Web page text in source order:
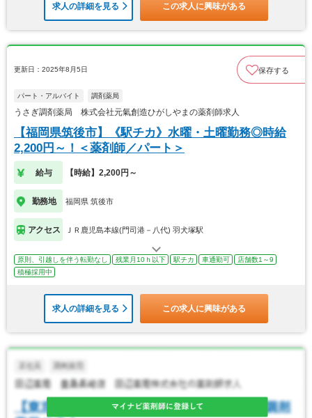
求人の詳細を見る この求人に興味がある
更新日：2025年8月5日 保存する
パート・アルバイト 調剤薬局
うさぎ調剤薬局 株式会社元氣創造ひがしやまの薬剤師求人
【福岡県筑後市】《駅チカ》水曜・土曜勤務◎時給
2,200円～！＜薬剤師／パート＞
給与 【時給】2,200円～
勤務地 福岡県 筑後市
アクセス ＪＲ鹿児島本線(門司港－八代) 羽犬塚駅
原則、引越しを伴う転勤なし 残業月10ｈ以下 駅チカ 車通勤可
店舗数1～9
積極採用中
求人の詳細を見る この求人に興味がある